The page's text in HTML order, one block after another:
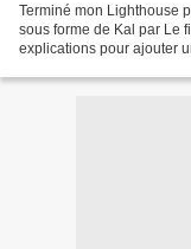
Terminé mon Lighthouse
sous forme de Kal par Le
explications pour ajouter